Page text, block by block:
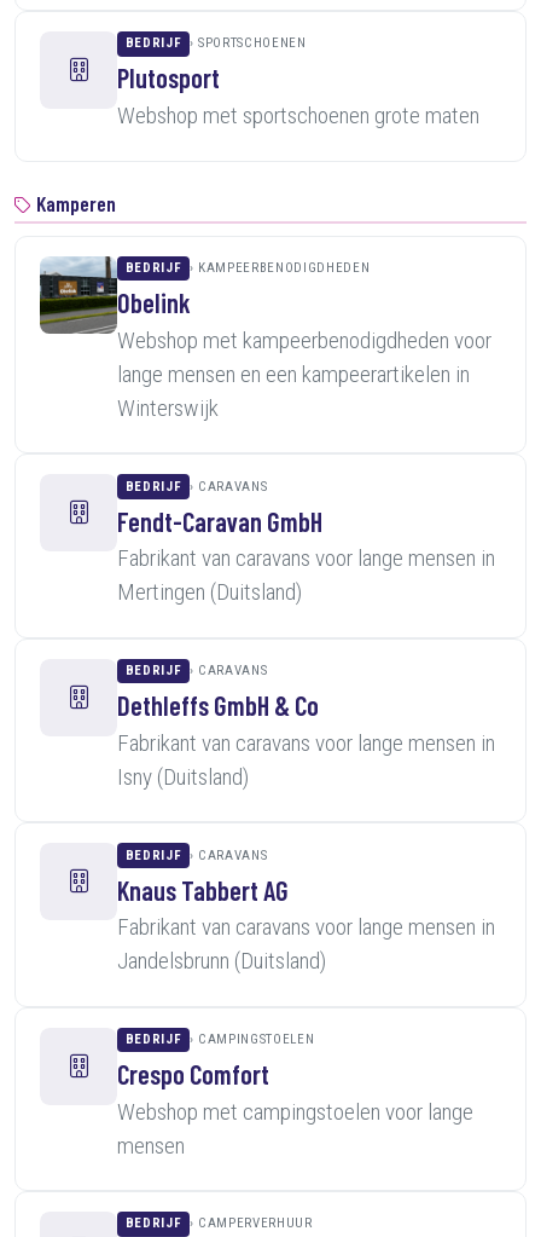
BEDRIJF SPORTSCHOENEN
Plutosport
Webshop met sportschoenen grote maten
Kamperen
BEDRIJF KAMPEERBENODIGDHEDEN
Obelink
Webshop met kampeerbenodigdheden voor
lange mensen en een kampeerartikelen in
Winterswijk
BEDRIJF CARAVANS
Fendt-Caravan GmbH
Fabrikant van caravans voor lange mensen in
Mertingen (Duitsland)
BEDRIJF CARAVANS
Dethleffs GmbH & Co
Fabrikant van caravans voor lange mensen in
Isny (Duitsland)
BEDRIJF CARAVANS
Knaus Tabbert AG
Fabrikant van caravans voor lange mensen in
Jandelsbrunn (Duitsland)
BEDRIJF CAMPINGSTOELEN
Crespo Comfort
Webshop met campingstoelen voor lange
mensen
BEDRIJF CAMPERVERHUUR